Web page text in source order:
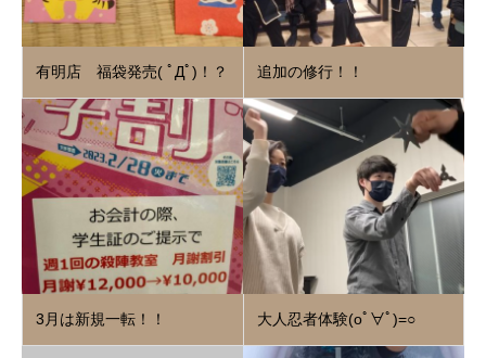
有明店 福袋発売( ﾟДﾟ)！？ 追加の修行！！
3月は新規一転！！ 大人忍者体験(oﾟ∀ﾟ)=○